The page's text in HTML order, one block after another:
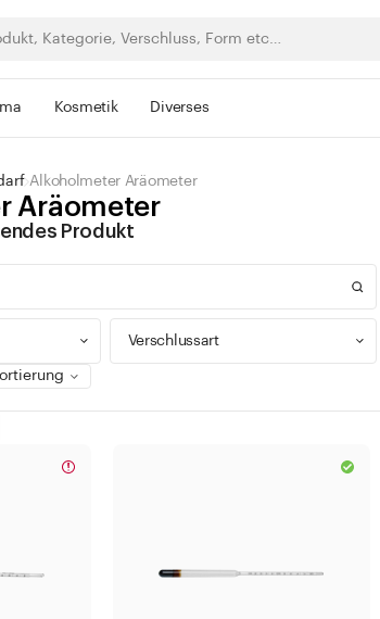
Kosmetik Diverses
Alkoholmeter Aräometer
Aräometer
Produkt
Verschlussart